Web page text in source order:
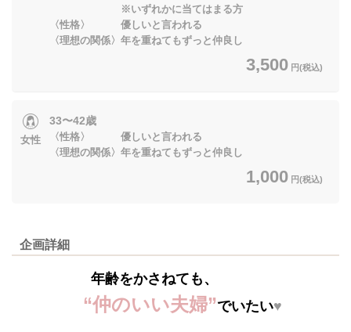
※いずれかに当てはまる方
〈性格〉 優しいと言われる
〈理想の関係〉年を重ねてもずっと仲良し
3,500 円(税込)
女性
33〜42歳
〈性格〉 優しいと言われる
〈理想の関係〉年を重ねてもずっと仲良し
1,000 円(税込)
企画詳細
年齢をかさねても、
“仲のいい夫婦”でいたい♥